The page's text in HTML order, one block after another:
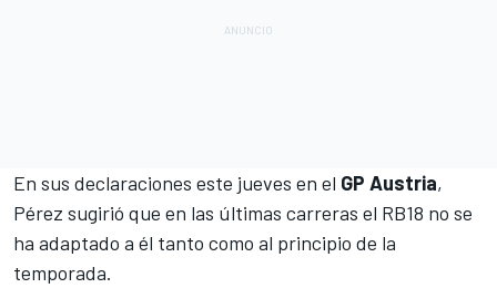
En sus declaraciones este jueves en el GP Austria,
Pérez sugirió que en las últimas carreras el RB18 no se
ha adaptado a él tanto como al principio de la
temporada.